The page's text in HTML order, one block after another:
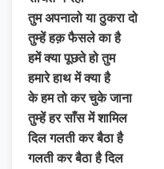
तुम अपनालो या ठुकरा दो
तुम्हें हक़ फैसले का है
हमें क्या पूछते हो तुम
हमारे हाथ में क्या है
के हम तो कर चुके जाना
तुम्हें हर साँस में शामिल
दिल गलती कर बैठा है
गलती कर बैठा है दिल